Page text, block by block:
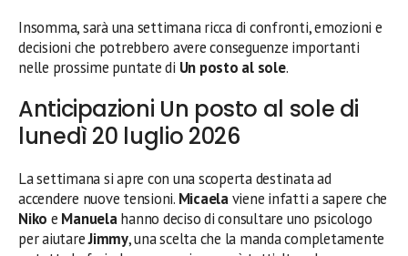
Insomma, sarà una settimana ricca di confronti, emozioni e
decisioni che potrebbero avere conseguenze importanti
nelle prossime puntate di Un posto al sole.
Anticipazioni Un posto al sole di
lunedì 20 luglio 2026
La settimana si apre con una scoperta destinata ad
accendere nuove tensioni. Micaelaviene infatti a sapere che
Niko e Manuelahanno deciso di consultare uno psicologo
per aiutareJimmy, una scelta che la manda completamente